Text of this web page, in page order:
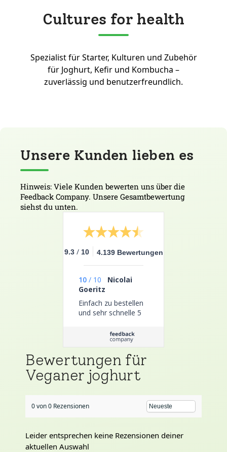
Cultures for health
Spezialist für Starter, Kulturen und Zubehör
für Joghurt, Kefir und Kombucha –
zuverlässig und benutzerfreundlich.
Unsere Kunden lieben es
Hinweis: Viele Kunden bewerten uns über die
Feedback Company. Unsere Gesamtbewertung
siehst du unten.
9.3 / 10 4.139 Bewertungen
10 / 10
Nicolai
Goeritz
Einfach zu bestellen
und sehr schnelle 5
Bewertungen für
Veganer joghurt
0 von 0 Rezensionen
Leider entsprechen keine Rezensionen deiner
aktuellen Auswahl